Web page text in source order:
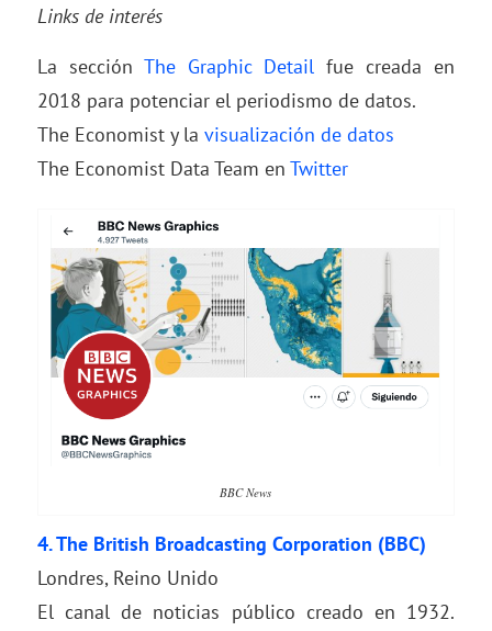
Links de interés
La sección The Graphic Detail fue creada en
2018 para potenciar el periodismo de datos.
The Economist y la visualización de datos
The Economist Data Team en Twitter
BBC News
4. The British Broadcasting Corporation (BBC)
Londres, Reino Unido
El canal de noticias público creado en 1932.